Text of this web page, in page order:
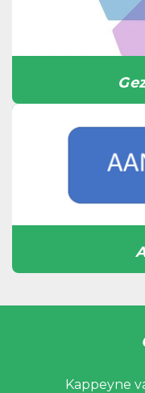
Kappeyne